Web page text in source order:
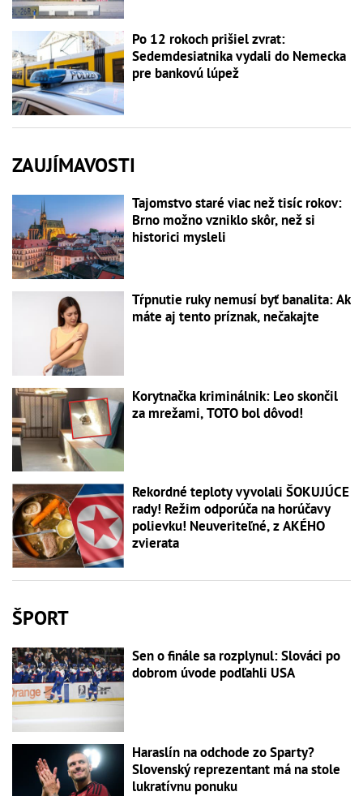
Po 12 rokoch prišiel zvrat:
Sedemdesiatnika vydali do Nemecka
pre bankovú lúpež
ZAUJÍMAVOSTI
Tajomstvo staré viac než tisíc rokov:
Brno možno vzniklo skôr, než si
historici mysleli
Tŕpnutie ruky nemusí byť banalita: Ak
máte aj tento príznak, nečakajte
Korytnačka kriminálnik: Leo skončil
za mrežami, TOTO bol dôvod!
Rekordné teploty vyvolali ŠOKUJÚCE
rady! Režim odporúča na horúčavy
polievku! Neuveriteľné, z AKÉHO
zvierata
ŠPORT
Sen o finále sa rozplynul: Slováci po
dobrom úvode podľahli USA
Haraslín na odchode zo Sparty?
Slovenský reprezentant má na stole
lukratívnu ponuku